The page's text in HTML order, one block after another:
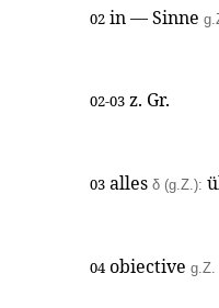
02 in — Sinne
02-03 z. Gr.
03 alles δ (g.Z.):
04 obiective g.Z.